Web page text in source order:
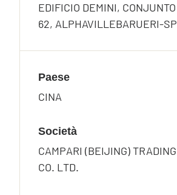
EDIFICIO DEMINI, CONJUNTO
62, ALPHAVILLEBARUERI-SP
Paese
CINA
Società
CAMPARI (BEIJING) TRADING
CO. LTD.